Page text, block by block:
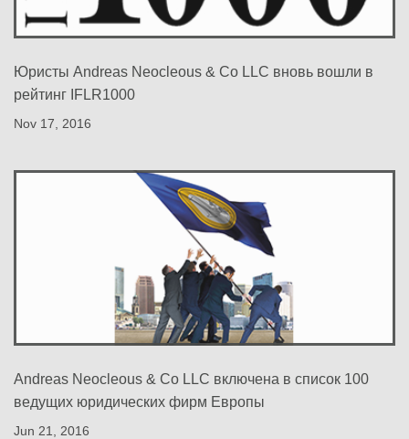
Юристы Andreas Neocleous & Co LLC вновь вошли в
рейтинг IFLR1000
Nov 17, 2016
Andreas Neocleous & Co LLC включена в список 100
ведущих юридических фирм Европы
Jun 21, 2016